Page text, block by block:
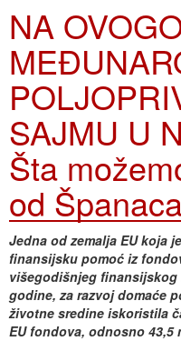
NA
SAJMU U
Šta
od
Jedna od zemalja EU koja
finansijsku pomoć iz
višegodišnjeg finansijskog
godine, za razvoj domaće
životne sredine iskoristila
EU fondova, odnosno 43,5